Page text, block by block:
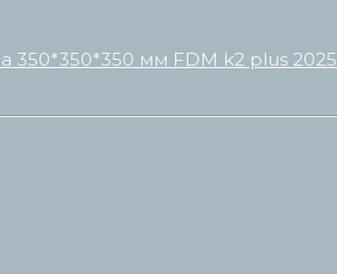
350*350*350 мм FDM k2 plus 2025